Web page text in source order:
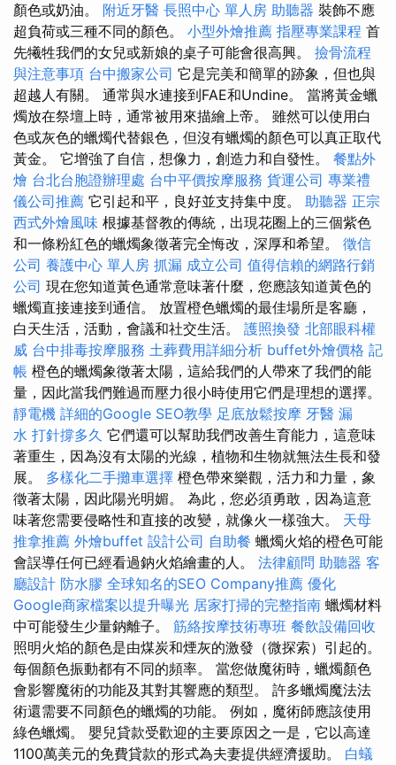
顏色或奶油。 附近牙醫 長照中心 單人房 助聽器 裝飾不應
超負荷或三種不同的顏色。 小型外燴推薦 指壓專業課程 首
先犧牲我們的女兒或新娘的桌子可能會很高興。 撿骨流程
與注意事項 台中搬家公司 它是完美和簡單的跡象，但也與
超越人有關。 通常與水連接到FAE和Undine。 當將黃金蠟
燭放在祭壇上時，通常被用來描繪上帝。 雖然可以使用白
色或灰色的蠟燭代替銀色，但沒有蠟燭的顏色可以真正取代
黃金。 它增強了自信，想像力，創造力和自發性。 餐點外
燴 台北台胞證辦理處 台中平價按摩服務 貨運公司 專業禮
儀公司推薦 它引起和平，良好並支持集中度。 助聽器 正宗
西式外燴風味 根據基督教的傳統，出現花圈上的三個紫色
和一條粉紅色的蠟燭象徵著完全悔改，深厚和希望。 徵信
公司 養護中心 單人房 抓漏 成立公司 值得信賴的網路行銷
公司 現在您知道黃色通常意味著什麼，您應該知道黃色的
蠟燭直接連接到通信。 放置橙色蠟燭的最佳場所是客廳，
白天生活，活動，會議和社交生活。 護照換發 北部眼科權
威 台中排毒按摩服務 土葬費用詳細分析 buffet外燴價格 記
帳 橙色的蠟燭象徵著太陽，這給我們的人帶來了我們的能
量，因此當我們難過而壓力很小時使用它們是理想的選擇。
靜電機 詳細的Google SEO教學 足底放鬆按摩 牙醫 漏
水 打針撐多久 它們還可以幫助我們改善生育能力，這意味
著重生，因為沒有太陽的光線，植物和生物就無法生長和發
展。 多樣化二手攤車選擇 橙色帶來樂觀，活力和力量，象
徵著太陽，因此陽光明媚。 為此，您必須勇敢，因為這意
味著您需要侵略性和直接的改變，就像火一樣強大。 天母
推拿推薦 外燴buffet 設計公司 自助餐 蠟燭火焰的橙色可能
會誤導任何已經看過鈉火焰繪畫的人。 法律顧問 助聽器 客
廳設計 防水膠 全球知名的SEO Company推薦 優化
Google商家檔案以提升曝光 居家打掃的完整指南 蠟燭材料
中可能發生少量鈉離子。 筋絡按摩技術專班 餐飲設備回收
照明火焰的顏色是由煤炭和煙灰的激發（微探索）引起的。
每個顏色振動都有不同的頻率。 當您做魔術時，蠟燭顏色
會影響魔術的功能及其對其響應的類型。 許多蠟燭魔法法
術還需要不同顏色的蠟燭的功能。 例如，魔術師應該使用
綠色蠟燭。 嬰兒貸款受歡迎的主要原因之一是，它以高達
1100萬美元的免費貸款的形式為夫妻提供經濟援助。 白蟻